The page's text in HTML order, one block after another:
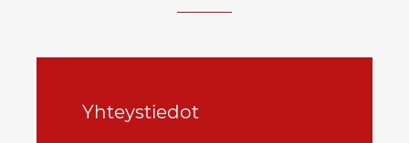
Yhteystiedot